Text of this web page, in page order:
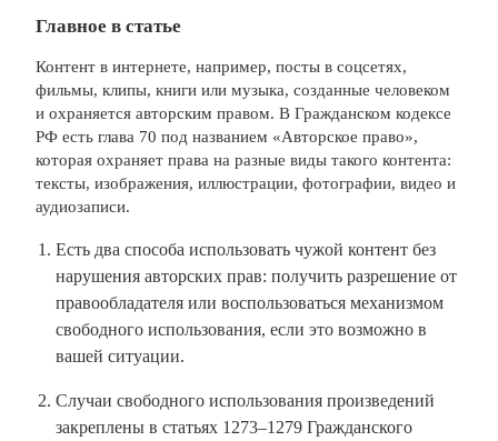
Главное в статье
Контент в интернете, например, посты в соцсетях,
фильмы, клипы, книги или музыка, созданные человеком
и охраняется авторским правом. В Гражданском кодексе
РФ есть глава 70 под названием «Авторское право»,
которая охраняет права на разные виды такого контента:
тексты, изображения, иллюстрации, фотографии, видео и
аудиозаписи.
Есть два способа использовать чужой контент без
нарушения авторских прав: получить разрешение от
правообладателя или воспользоваться механизмом
свободного использования, если это возможно в
вашей ситуации.
Случаи свободного использования произведений
закреплены в статьях 1273–1279 Гражданского